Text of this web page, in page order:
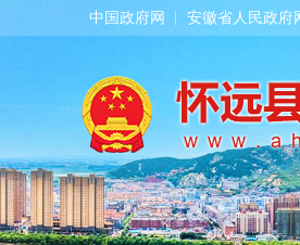
中国政府网 安徽省人民政府